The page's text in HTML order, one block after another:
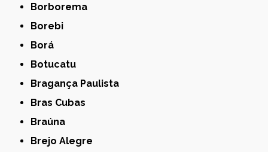
Borborema
Borebi
Borá
Botucatu
Bragança Paulista
Bras Cubas
Braúna
Brejo Alegre